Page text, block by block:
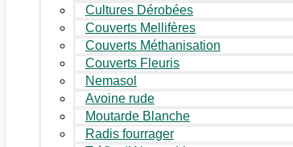
Cultures Dérobées
Couverts Mellifères
Couverts Méthanisation
Couverts Fleuris
Nemasol
Avoine rude
Moutarde Blanche
Radis fourrager